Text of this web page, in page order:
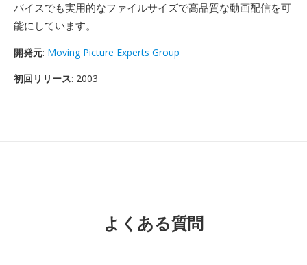
バイスでも実用的なファイルサイズで高品質な動画配信を可
能にしています。
開発元: Moving Picture Experts Group
初回リリース: 2003
よくある質問